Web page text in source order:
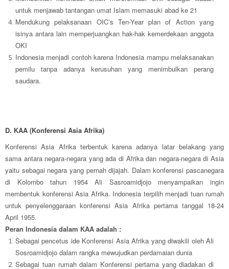
untuk menjawab tantangan umat Islam memasuki abad ke 21
Mendukung pelaksanaan OIC’s Ten-Year plan of Action yang
isinya antara lain memperjuangkan hak-hak kemerdekaan anggota
OKI
Indonesia menjadi contoh karena Indonesia mampu melaksanakan
pemilu tanpa adanya kerusuhan yang menimbulkan perang
saudara.
D. KAA (Konferensi Asia Afrika)
Konferensi Asia Afrika terbentuk karena adanya latar belakang yang
sama antara negara-negara yang ada di Afrika dan negara-negara di Asia
yaitu sebagai negara yang pernah dijajah. Dalam konferensi pascanegara
di Kolombo tahun 1954 Ali Sasroamidjojo menyampaikan ingin
membentuk konferensi Asia Afrika. Indonesia terpilih menjadi tuan rumah
untuk penyelenggaraan konferensi Asia Afrika pertama tanggal 18-24
April 1955.
Peran Indonesia dalam KAA adalah :
Sebagai pencetus ide Konferensi Asia Afrika yang diwakili oleh Ali
Sosroamidjojo dalam rangka mewujudkan perdamaian dunia
Sebagai tuan rumah dalam Konferensi pertama yang diadakan di